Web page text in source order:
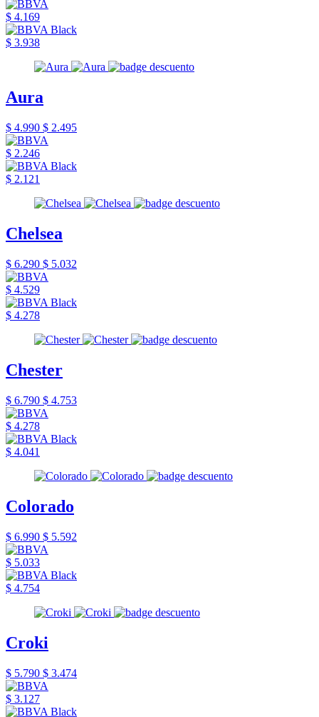
$ 4.169
$ 3.938
Aura
$ 4.990 $ 2.495
$ 2.246
$ 2.121
Chelsea
$ 6.290 $ 5.032
$ 4.529
$ 4.278
Chester
$ 6.790 $ 4.753
$ 4.278
$ 4.041
Colorado
$ 6.990 $ 5.592
$ 5.033
$ 4.754
Croki
$ 5.790 $ 3.474
$ 3.127